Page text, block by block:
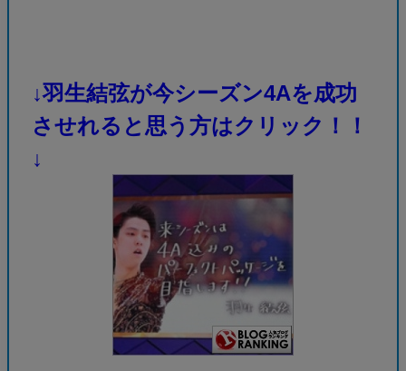
↓羽生結弦が今シーズン4Aを成功
させれると思う方はクリック！！
↓